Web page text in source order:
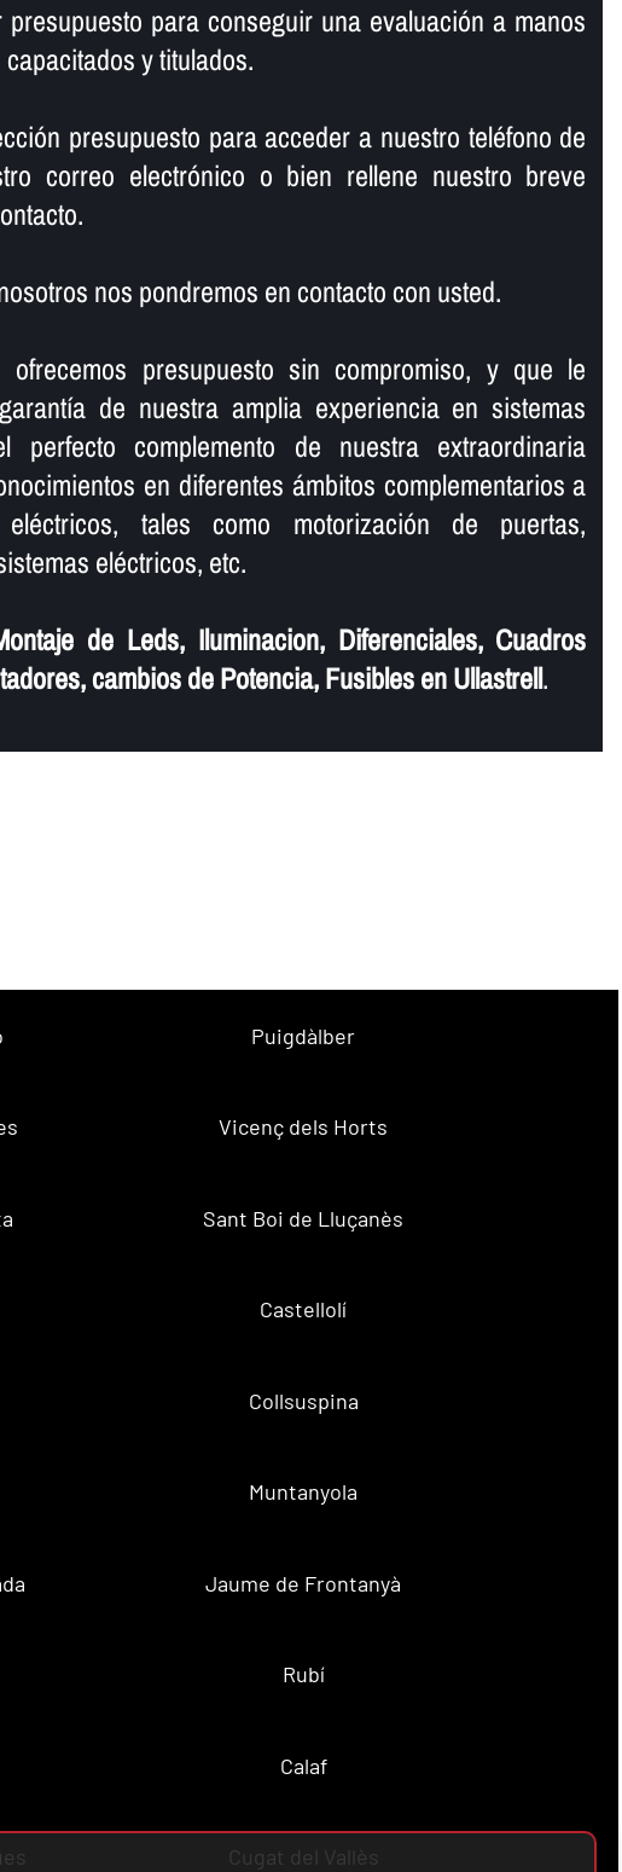
presupuesto para conseguir una evaluación a manos
y titulados.
presupuesto para acceder a nuestro teléfono de
correo electrónico o bien rellene nuestro breve
nos pondremos en contacto con usted.
ofrecemos presupuesto sin compromiso, y que le
de nuestra amplia experiencia en sistemas
perfecto complemento de nuestra extraordinaria
en diferentes ámbitos complementarios a
tales como motorización de puertas,
eléctricos, etc.
de Leds, Iluminacion, Diferenciales, Cuadros
cambios de Potencia, Fusibles en Ullastrell.
Puigdàlber
Vicenç dels Horts
Sant Boi de Lluçanès
Castellolí
Collsuspina
Muntanyola
Jaume de Frontanyà
Rubí
Calaf
Cugat del Vallès